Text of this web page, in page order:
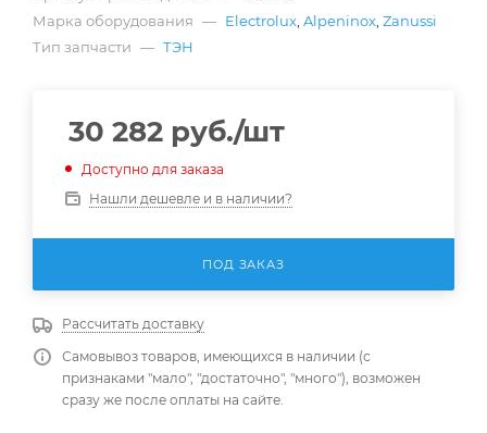
Марка оборудования — Electrolux, Alpeninox, Zanussi
Тип запчасти — ТЭН
30 282 руб./шт
Доступно для заказа
Нашли дешевле и в наличии?
ПОД ЗАКАЗ
Рассчитать доставку
Самовывоз товаров, имеющихся в наличии (с
признаками "мало", "достаточно", "много"), возможен
сразу же после оплаты на сайте.